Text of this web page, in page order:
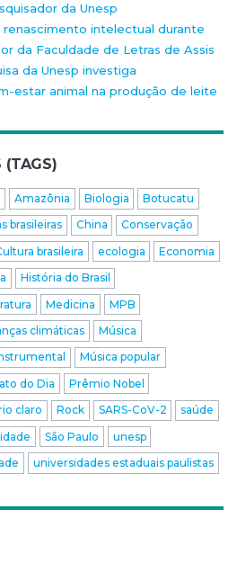
da Unesp
renascimento intelectual durante
da Faculdade de Letras de Assis
da Unesp investiga
estar animal na produção de leite
(TAGS)
Amazônia Biologia
Botucatu
brasileiras China
Conservação
brasileira ecologia
Economia
História do Brasil
Medicina
MPB
climáticas
Música
Música popular
do Dia
Prêmio Nobel
claro Rock SARS-CoV-2
saúde
São Paulo
unesp
universidades estaduais paulistas